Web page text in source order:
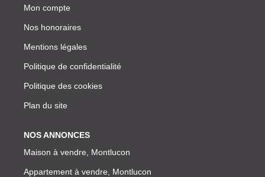
Mon compte
Nos honoraires
Mentions légales
Politique de confidentialité
Politique des cookies
Plan du site
NOS ANNONCES
Maison à vendre, Montlucon
Appartement à vendre, Montlucon